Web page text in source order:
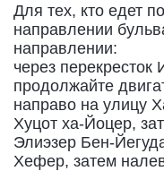
Для тех, кто едет
направлении
направлении:
через
продолжайте
направо на улицу
Хуцот ха-Йоцер,
Элиэзер Бен-
Хефер, затем